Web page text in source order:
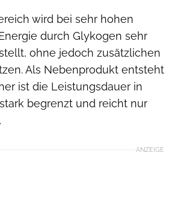
wird bei sehr hohen
durch Glykogen sehr
ohne jedoch zusätzlichen
Als Nebenprodukt entsteht
ist die Leistungsdauer in
begrenzt und reicht nur
ANZEIGE